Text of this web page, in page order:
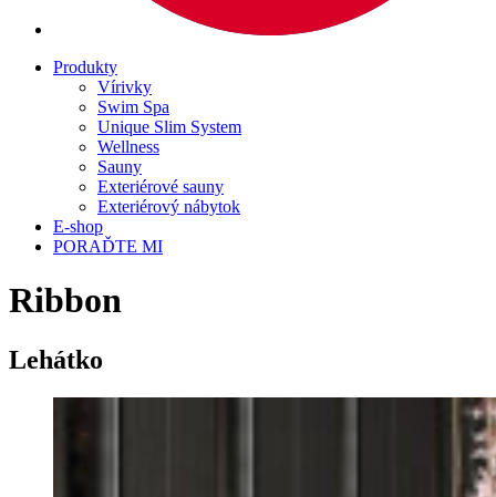
Produkty
Vírivky
Swim Spa
Unique Slim System
Wellness
Sauny
Exteriérové sauny
Exteriérový nábytok
E-shop
PORAĎTE MI
Ribbon
Lehátko